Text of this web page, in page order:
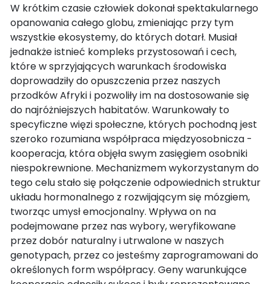
W krótkim czasie człowiek dokonał spektakularnego
opanowania całego globu, zmieniając przy tym
wszystkie ekosystemy, do których dotarł. Musiał
jednakże istnieć kompleks przystosowań i cech,
które w sprzyjających warunkach środowiska
doprowadziły do opuszczenia przez naszych
przodków Afryki i pozwoliły im na dostosowanie się
do najróżniejszych habitatów. Warunkowały to
specyficzne więzi społeczne, których pochodną jest
szeroko rozumiana współpraca międzyosobnicza -
kooperacja, która objęła swym zasięgiem osobniki
niespokrewnione. Mechanizmem wykorzystanym do
tego celu stało się połączenie odpowiednich struktur
układu hormonalnego z rozwijającym się mózgiem,
tworząc umysł emocjonalny. Wpływa on na
podejmowane przez nas wybory, weryfikowane
przez dobór naturalny i utrwalone w naszych
genotypach, przez co jesteśmy zaprogramowani do
określonych form współpracy. Geny warunkujące